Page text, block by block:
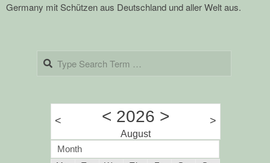
Germany mit Schützen aus Deutschland und aller Welt aus.
Search
< < 2026 >
August
>
Month